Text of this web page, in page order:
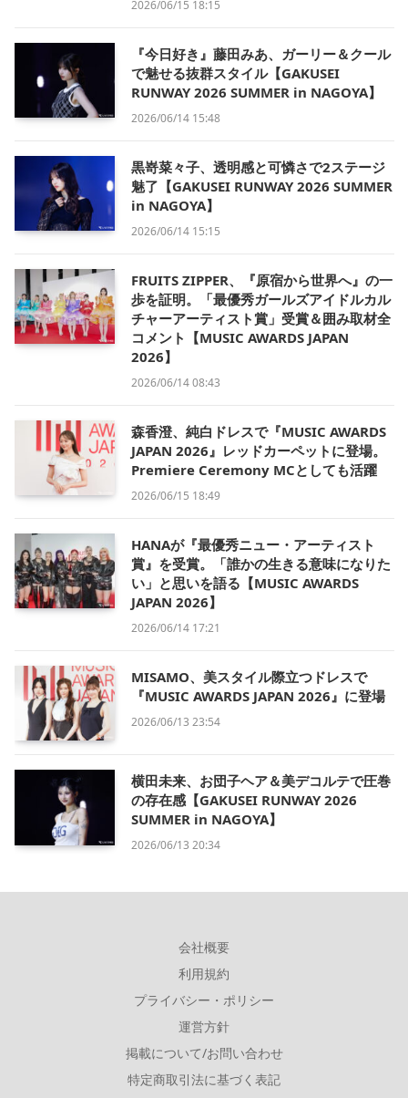
2026/06/15 18:15
『今日好き』藤田みあ、ガーリー＆クール
で魅せる抜群スタイル【GAKUSEI
RUNWAY 2026 SUMMER in NAGOYA】
2026/06/14 15:48
黒嵜菜々子、透明感と可憐さで2ステージ
魅了【GAKUSEI RUNWAY 2026 SUMMER
in NAGOYA】
2026/06/14 15:15
FRUITS ZIPPER、『原宿から世界へ』の一
歩を証明。「最優秀ガールズアイドルカル
チャーアーティスト賞」受賞＆囲み取材全
コメント【MUSIC AWARDS JAPAN
2026】
2026/06/14 08:43
森香澄、純白ドレスで『MUSIC AWARDS
JAPAN 2026』レッドカーペットに登場。
Premiere Ceremony MCとしても活躍
2026/06/15 18:49
HANAが『最優秀ニュー・アーティスト
賞』を受賞。「誰かの生きる意味になりた
い」と思いを語る【MUSIC AWARDS
JAPAN 2026】
2026/06/14 17:21
MISAMO、美スタイル際立つドレスで
『MUSIC AWARDS JAPAN 2026』に登場
2026/06/13 23:54
横田未来、お団子ヘア＆美デコルテで圧巻
の存在感【GAKUSEI RUNWAY 2026
SUMMER in NAGOYA】
2026/06/13 20:34
会社概要
利用規約
プライバシー・ポリシー
運営方針
掲載について/お問い合わせ
特定商取引法に基づく表記